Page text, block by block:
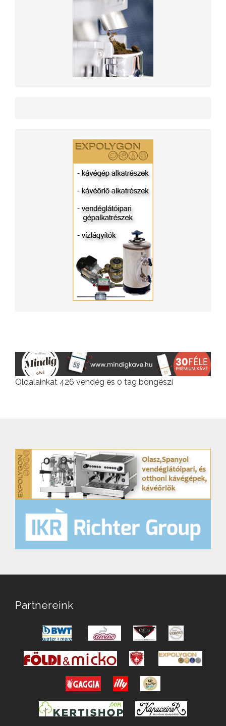
Oldalainkat 426 vendég és 0 tag böngészi
Partnereink